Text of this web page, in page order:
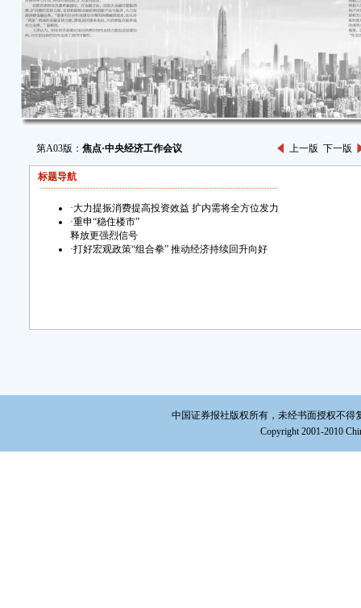
第A03版： 焦点·中央经济工作会议 上一版 下一版
标题导航
·大力提振消费提高投资效益 扩内需将全方位发力
·重申“稳住楼市”
释放更强烈信号
·打好宏观政策“组合拳” 推动经济持续回升向好
中国证券报社版权所有，未经书面授权不得
Copyright 2001-2010